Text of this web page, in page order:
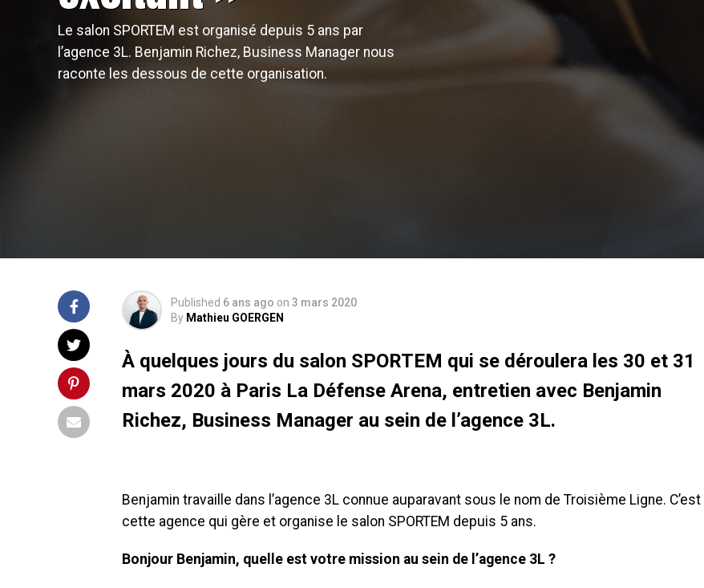
Le salon SPORTEM est organisé depuis 5 ans par
l’agence 3L. Benjamin Richez, Business Manager nous
raconte les dessous de cette organisation.
Published 6 ans ago on 3 mars 2020
By Mathieu GOERGEN
À quelques jours du salon SPORTEM qui se déroulera les 30 et 31
mars 2020 à Paris La Défense Arena, entretien avec Benjamin
Richez, Business Manager au sein de l’agence 3L.
Benjamin travaille dans l’agence 3L connue auparavant sous le nom de Troisième Ligne. C’est
cette agence qui gère et organise le salon SPORTEM depuis 5 ans.
Bonjour Benjamin, quelle est votre mission au sein de l’agence 3L ?